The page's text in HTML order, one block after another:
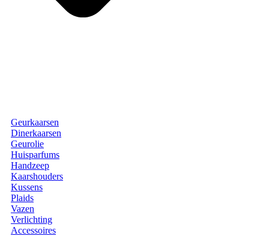
Geurkaarsen
Dinerkaarsen
Geurolie
Huisparfums
Handzeep
Kaarshouders
Kussens
Plaids
Vazen
Verlichting
Accessoires